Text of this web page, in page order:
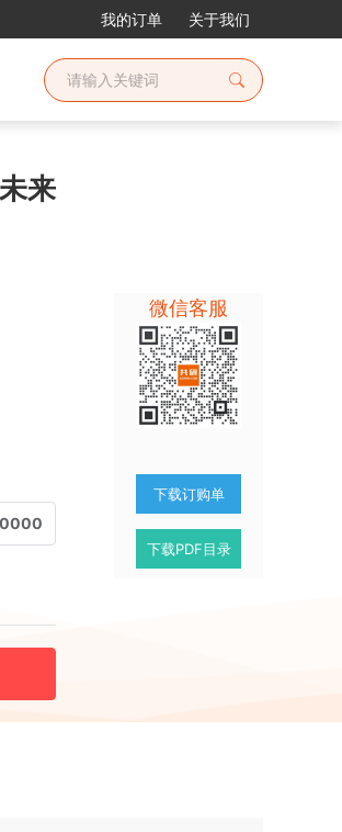
我的订单 关于我们
来
微信客服
下载订购单
下载PDF目录